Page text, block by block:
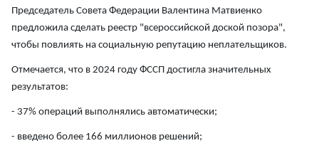
Председатель Совета Федерации Валентина Матвиенко
предложила сделать реестр "всероссийской доской позора",
чтобы повлиять на социальную репутацию неплательщиков.
Отмечается, что в 2024 году ФССП достигла значительных
результатов:
- 37% операций выполнялись автоматически;
- введено более 166 миллионов решений;